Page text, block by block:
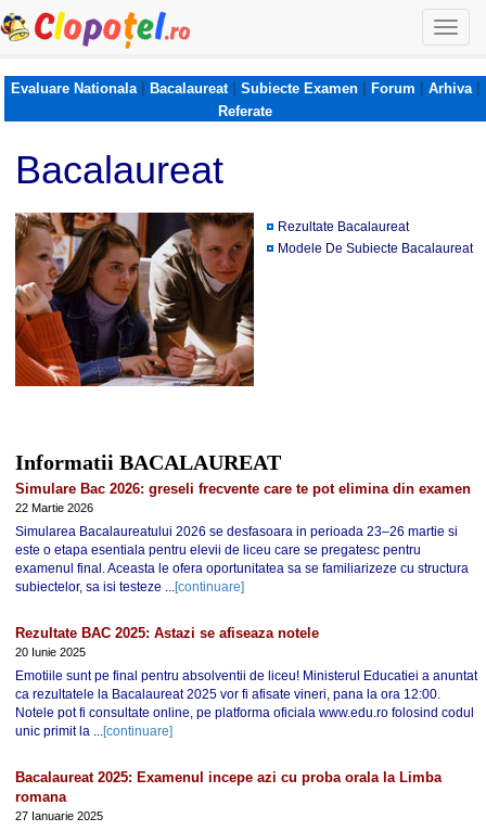
Evaluare Nationala| Bacalaureat| Subiecte Examen| Forum | Arhiva|
Referate
Bacalaureat
Rezultate Bacalaureat
Modele De Subiecte Bacalaureat
Informatii BACALAUREAT
Simulare Bac 2026: greseli frecvente care te pot elimina din examen
22 Martie 2026
Simularea Bacalaureatului 2026 se desfasoara in perioada 23–26 martie si
este o etapa esentiala pentru elevii de liceu care se pregatesc pentru
examenul final. Aceasta le ofera oportunitatea sa se familiarizeze cu structura
subiectelor, sa isi testeze ...[continuare]
Rezultate BAC 2025: Astazi se afiseaza notele
20 Iunie 2025
Emotiile sunt pe final pentru absolventii de liceu! Ministerul Educatiei a anuntat
ca rezultatele la Bacalaureat 2025 vor fi afisate vineri, pana la ora 12:00.
Notele pot fi consultate online, pe platforma oficiala www.edu.ro folosind codul
unic primit la ...[continuare]
Bacalaureat 2025: Examenul incepe azi cu proba orala la Limba
romana
27 Ianuarie 2025